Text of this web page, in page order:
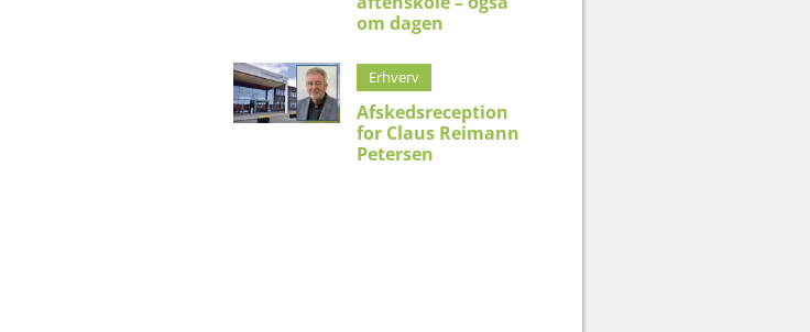
om dagen
Erhverv
Afskedsreception
for Claus Reimann
Petersen